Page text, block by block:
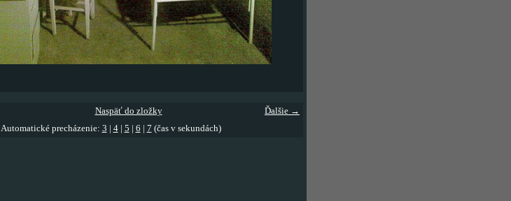
Ďalšie →
Naspäť do zložky
Automatické precházenie: 3 4| 5 6 7 (čas v sekundách)